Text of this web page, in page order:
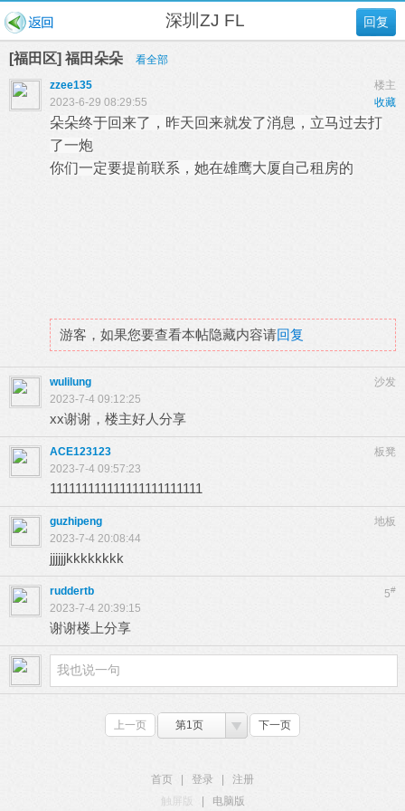
回复
深圳ZJ FL
[福田区] 福田朵朵
看全部
楼主
zzee135
收藏
2023-6-29 08:29:55
朵朵终于回来了，昨天回来就发了消息，立马过去打
了一炮
你们一定要提前联系，她在雄鹰大厦自己租房的
游客，如果您要查看本帖隐藏内容请回复
沙发
wulilung
2023-7-4 09:12:25
xx谢谢，楼主好人分享
板凳
ACE123123
2023-7-4 09:57:23
111111111111111111111111
地板
guzhipeng
2023-7-4 20:08:44
jjjjjjkkkkkkkk
5#
ruddertb
2023-7-4 20:39:15
谢谢楼上分享
上一页 第1页 下一页
首页 登录
注册
触屏版
电脑版